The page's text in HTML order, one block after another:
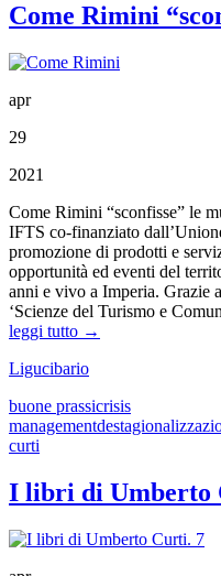
Come Rimini
apr
29
2021
Come Rimini “sconfisse” le
IFTS co-finanziato
promozione di prodotti e
opportunità ed eventi del
anni e vivo a Imperia. Grazie
‘Scienze del Turismo e
leggi tutto →
Ligucibario
buone prassicrisis
management
curti
I libri di Umberto